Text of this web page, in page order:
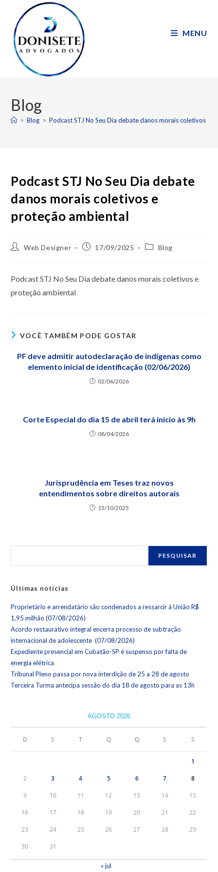
MENU
Blog
> Blog > Podcast STJ No Seu Dia debate danos morais coletivos e
Podcast STJ No Seu Dia debate
danos morais coletivos e
proteção ambiental
Web Designer 17/09/2025 Blog
Podcast STJ No Seu Dia debate danos morais coletivos e
proteção ambiental
VOCÊ TAMBÉM PODE GOSTAR
PF deve admitir autodeclaração de indígenas como
elemento inicial de identificação (02/06/2026)
02/06/2026
Corte Especial do dia 15 de abril terá início às 9h
08/04/2026
Jurisprudência em Teses traz novos
entendimentos sobre direitos autorais
15/10/2025
PESQUISAR
Últimas notícias
Proprietário e arrendatário são condenados a ressarcir à União R$
1,95 milhão (07/08/2026)
Acordo restaurativo integral encerra processo de subtração
internacional de adolescente (07/08/2026)
Expediente presencial em Cubatão-SP é suspenso por falta de
energia elétrica
Tribunal Pleno passa por nova interdição de 25 a 28 de agosto
Terceira Turma antecipa sessão do dia 18 de agosto para as 13h
AGOSTO 2026
D S T Q Q S S
1
2 3 4 5 6 7 8
9 10 11 12 13 14 15
16 17 18 19 20 21 22
23 24 25 26 27 28 29
30 31
« jul